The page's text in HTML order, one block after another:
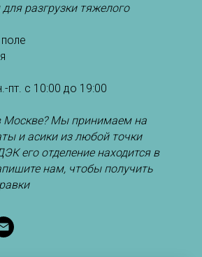
разгрузки тяжелого
пт. с 10:00 до 19:00
Москве? Мы принимаем на
и асики из любой точки
его отделение находится в
нам, чтобы получить